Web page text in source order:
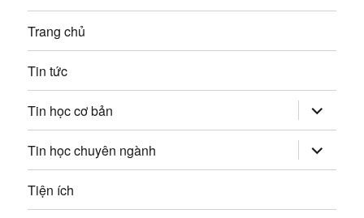
b
à
i
v
i
ế
p
:Trang chủ
Tin tức
Tin học cơ bản mở
rộng
trình
đơn
con
Tin học chuyên ngành mở
rộng
trình
Tiện ích